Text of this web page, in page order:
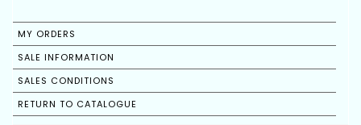
MY ORDERS
SALE INFORMATION
SALES CONDITIONS
RETURN TO CATALOGUE